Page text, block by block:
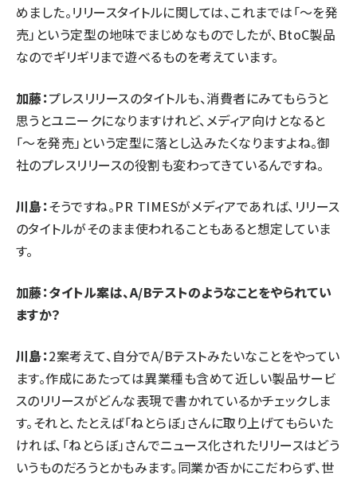
めました。リリースタイトルに関しては、これまでは「～を発
売」という定型の地味でまじめなものでしたが、BtoC製品
なのでギリギリまで遊べるものを考えています。
加藤：プレスリリースのタイトルも、消費者にみてもらうと
思うとユニークになりますけれど、メディア向けとなると
「～を発売」という定型に落とし込みたくなりますよね。御
社のプレスリリースの役割も変わってきているんですね。
川島：そうですね。PR TIMESがメディアであれば、リリース
のタイトルがそのまま使われることもあると想定していま
す。
加藤：タイトル案は、A/Bテストのようなことをやられてい
ますか？
川島：2案考えて、自分でA/Bテストみたいなことをやってい
ます。作成にあたっては異業種も含めて近しい製品サービ
スのリリースがどんな表現で書かれているかチェックしま
す。それと、たとえば「ねとらぼ」さんに取り上げてもらいた
ければ、「ねとらぼ」さんでニュース化されたリリースはどう
いうものだろうとかもみます。同業か否かにこだわらず、世